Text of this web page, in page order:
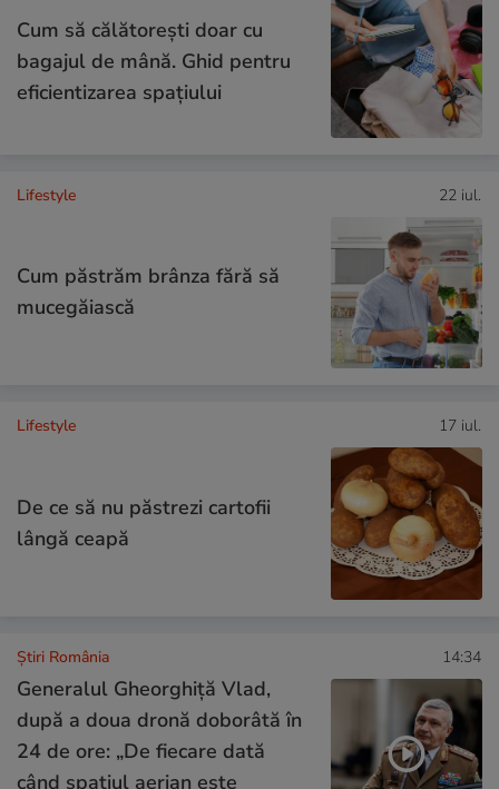
Cum să călătoreşti doar cu
bagajul de mână. Ghid pentru
eficientizarea spaţiului
Lifestyle 22 iul.
Cum păstrăm brânza fără să
mucegăiască
Lifestyle 17 iul.
De ce să nu păstrezi cartofii
lângă ceapă
Știri România 14:34
Generalul Gheorghiță Vlad,
după a doua dronă doborâtă în
24 de ore: „De fiecare dată
când spațiul aerian este